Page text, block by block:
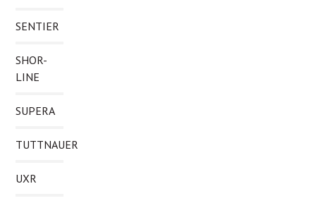
SENTIER
SHOR-
LINE
SUPERA
TUTTNAUER
UXR